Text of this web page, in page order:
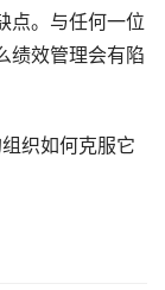
点。与任何一位
绩效管理会有陷
织如何克服它